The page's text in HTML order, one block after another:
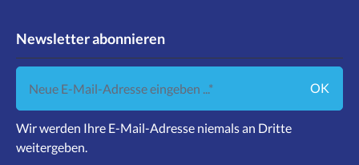
Newsletter abonnieren
Neue E-Mail-Adresse eingeben ...
OK
Wir werden Ihre E-Mail-Adresse niemals an Dritte
weitergeben.